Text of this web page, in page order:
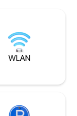
❤️ Ideal für
Kurzurlaube und
Wochenenden in
Dorf, an das man
WLAN